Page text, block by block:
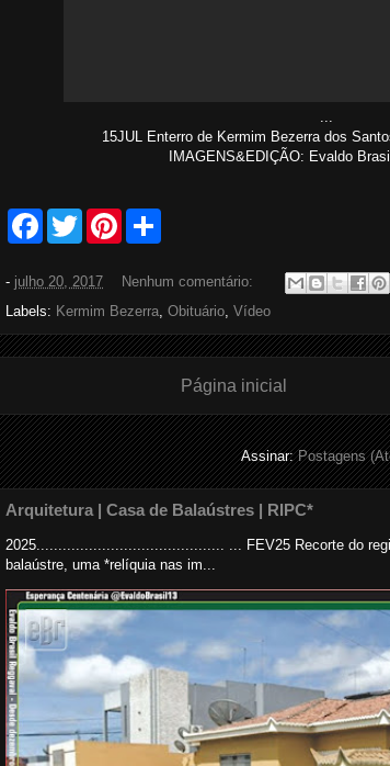
...
15JUL Enterro de Kermim Bezerra dos
IMAGENS&EDIÇÃO: Evaldo
F
b
o
k
T
w
t
e
P
e
r
s
t
e
- julho 20, 2017
Nenhum comentário:
Labels: Kermim Bezerra, Obituário, Vídeo
Página inicial
Assinar:Postagens
Arquitetura | Casa de Balaústres | RIPC*
2025........................................... ... FEV25 Recorte do
balaústre, uma *relíquia nas im...